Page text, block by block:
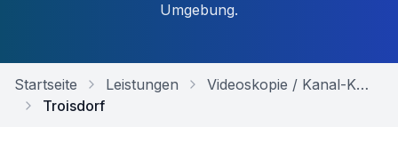
Umgebung.
Startseite Leistungen
Videoskopie / Kanal-Kamera Untersuchung
Troisdorf